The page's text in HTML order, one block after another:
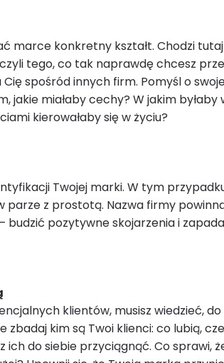
marce konkretny kształt. Chodzi
tego, co tak naprawdę chcesz
spośród innych firm. Pomyśl o
jakie miałaby cechy? W jakim byłaby
kierowałaby się w życiu?
Twojej marki. W tym
parze z prostotą. Nazwa firmy
budzić pozytywne skojarzenia i
klientów, musisz wiedzieć,
zbadaj kim są Twoi klienci: co lubią,
do siebie przyciągnąć. Co sprawi,